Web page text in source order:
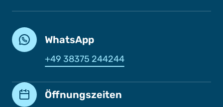
WhatsApp
+49 38375 244244
Öffnungszeiten